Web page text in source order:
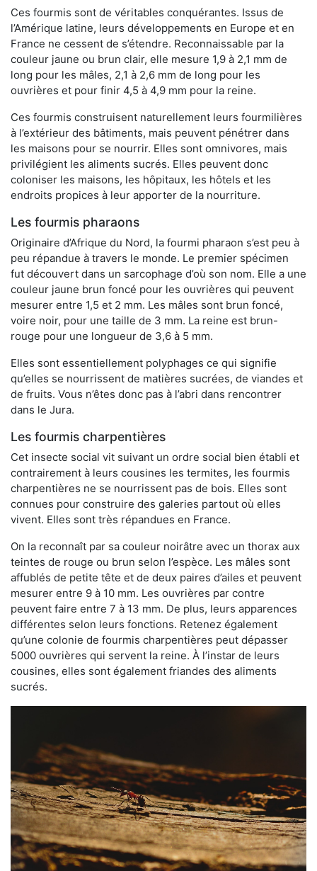
Ces fourmis sont de véritables conquérantes. Issus de
l’Amérique latine, leurs développements en Europe et en
France ne cessent de s’étendre. Reconnaissable par la
couleur jaune ou brun clair, elle mesure 1,9 à 2,1 mm de
long pour les mâles, 2,1 à 2,6 mm de long pour les
ouvrières et pour finir 4,5 à 4,9 mm pour la reine.
Ces fourmis construisent naturellement leurs fourmilières
à l’extérieur des bâtiments, mais peuvent pénétrer dans
les maisons pour se nourrir. Elles sont omnivores, mais
privilégient les aliments sucrés. Elles peuvent donc
coloniser les maisons, les hôpitaux, les hôtels et les
endroits propices à leur apporter de la nourriture.
Les fourmis pharaons
Originaire d’Afrique du Nord, la fourmi pharaon s’est peu à
peu répandue à travers le monde. Le premier spécimen
fut découvert dans un sarcophage d’où son nom. Elle a une
couleur jaune brun foncé pour les ouvrières qui peuvent
mesurer entre 1,5 et 2 mm. Les mâles sont brun foncé,
voire noir, pour une taille de 3 mm. La reine est brun-
rouge pour une longueur de 3,6 à 5 mm.
Elles sont essentiellement polyphages ce qui signifie
qu’elles se nourrissent de matières sucrées, de viandes et
de fruits. Vous n’êtes donc pas à l’abri dans rencontrer
dans le Jura.
Les fourmis charpentières
Cet insecte social vit suivant un ordre social bien établi et
contrairement à leurs cousines les termites, les fourmis
charpentières ne se nourrissent pas de bois. Elles sont
connues pour construire des galeries partout où elles
vivent. Elles sont très répandues en France.
On la reconnaît par sa couleur noirâtre avec un thorax aux
teintes de rouge ou brun selon l’espèce. Les mâles sont
affublés de petite tête et de deux paires d’ailes et peuvent
mesurer entre 9 à 10 mm. Les ouvrières par contre
peuvent faire entre 7 à 13 mm. De plus, leurs apparences
différentes selon leurs fonctions. Retenez également
qu’une colonie de fourmis charpentières peut dépasser
5000 ouvrières qui servent la reine. À l’instar de leurs
cousines, elles sont également friandes des aliments
sucrés.